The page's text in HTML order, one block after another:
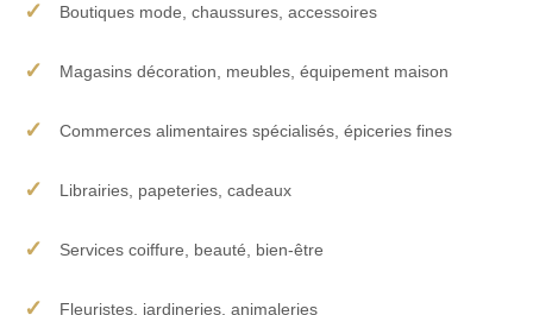
Boutiques mode, chaussures, accessoires
Magasins décoration, meubles, équipement maison
Commerces alimentaires spécialisés, épiceries fines
Librairies, papeteries, cadeaux
Services coiffure, beauté, bien-être
Fleuristes, jardineries, animaleries